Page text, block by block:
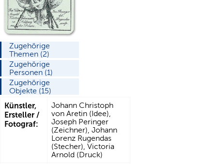
Zugehörige
Themen (2)
Zugehörige
Personen (1)
Zugehörige
Objekte (15)
Künstler,
Ersteller /
Fotograf:
Johann Christoph
von Aretin (Idee),
Joseph Peringer
(Zeichner), Johann
Lorenz Rugendas
(Stecher), Victoria
Arnold (Druck)